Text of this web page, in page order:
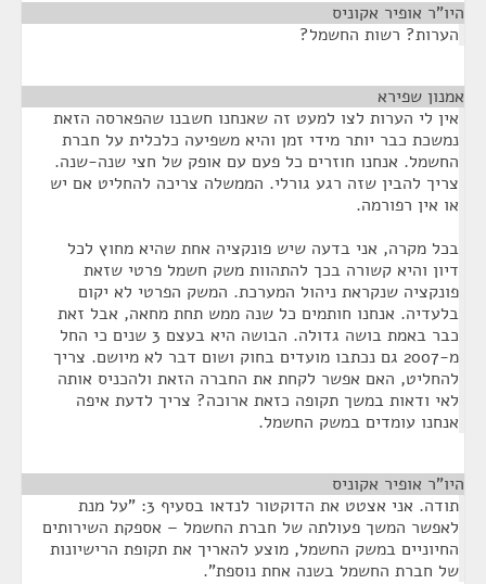
היו”ר אופיר אקוניס
הערות? רשות החשמל?
אמנון שפירא
אין לי הערות לצו למעט זה שאנחנו חשבנו שהפארסה הזאת
נמשכת כבר יותר מידי זמן והיא משפיעה כלכלית על חברת
החשמל. אנחנו חוזרים כל פעם עם אופק של חצי שנה-שנה.
צריך להבין שזה רגע גורלי. הממשלה צריכה להחליט אם יש
או אין רפורמה.
בכל מקרה, אני בדעה שיש פונקציה אחת שהיא מחוץ לכל
דיון והיא קשורה בכך להתהוות משק חשמל פרטי שזאת
פונקציה שנקראת ניהול המערכת. המשק הפרטי לא יקום
בלעדיה. אנחנו חותמים כל שנה ממש תחת מחאה, אבל זאת
כבר באמת בושה גדולה. הבושה היא בעצם 3 שנים כי החל
מ-2007 גם נכתבו מועדים בחוק ושום דבר לא מיושם. צריך
להחליט, האם אפשר לקחת את החברה הזאת ולהכניס אותה
לאי ודאות במשך תקופה כזאת ארוכה? צריך לדעת איפה
אנחנו עומדים במשק החשמל.
היו”ר אופיר אקוניס
תודה. אני אצטט את הדוקטור לנדאו בסעיף 3: "על מנת
לאפשר המשך פעולתה של חברת החשמל – אספקת השירותים
החיוניים במשק החשמל, מוצע להאריך את תקופת הרישיונות
של חברת החשמל בשנה אחת נוספת".